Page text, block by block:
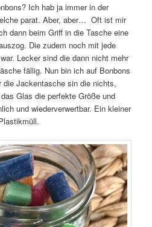
Ich hab ja immer in der
parat. Aber, aber… Oft ist mir
dann beim Griff in die Tasche eine
Die zudem noch mit jede
Lecker sind die dann nicht mehr
fällig. Nun bin ich auf Bonbons
Jackentasche sin die nichts,
Glas die perfekte Größe und
und wiederverwertbar. Ein kleiner